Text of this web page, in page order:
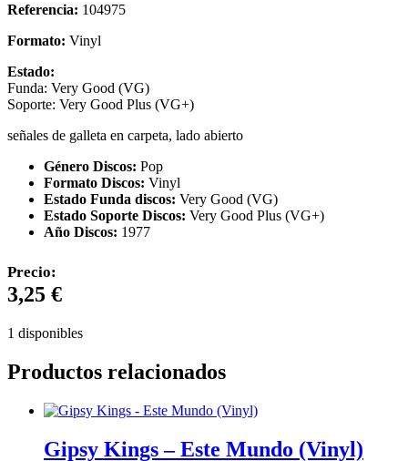
Referencia: 104975
Formato: Vinyl
Estado:
Funda: Very Good (VG)
Soporte: Very Good Plus (VG+)
señales de galleta en carpeta, lado abierto
Género Discos: Pop
Formato Discos: Vinyl
Estado Funda discos: Very Good (VG)
Estado Soporte Discos: Very Good Plus (VG+)
Año Discos: 1977
Precio:
3,25 €
1 disponibles
Productos relacionados
Gipsy Kings – Este Mundo (Vinyl)